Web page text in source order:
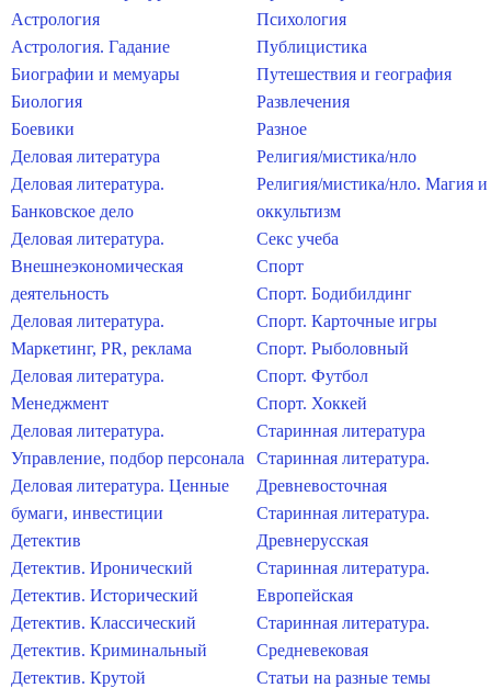
Астрология
Астрология. Гадание
Биографии и мемуары
Биология
Боевики
Деловая литература
Деловая литература.
Банковское дело
Деловая литература.
Внешнеэкономическая
деятельность
Деловая литература.
Маркетинг, PR, реклама
Деловая литература.
Менеджмент
Деловая литература.
Управление, подбор персонала
Деловая литература. Ценные
бумаги, инвестиции
Детектив
Детектив. Иронический
Детектив. Исторический
Детектив. Классический
Детектив. Криминальный
Детектив. Крутой
Психология
Публицистика
Путешествия и география
Развлечения
Разное
Религия/мистика/нло
Религия/мистика/нло. Магия и
оккультизм
Секс учеба
Спорт
Спорт. Бодибилдинг
Спорт. Карточные игры
Спорт. Рыболовный
Спорт. Футбол
Спорт. Хоккей
Старинная литература
Старинная литература.
Древневосточная
Старинная литература.
Древнерусская
Старинная литература.
Европейская
Старинная литература.
Средневековая
Статьи на разные темы